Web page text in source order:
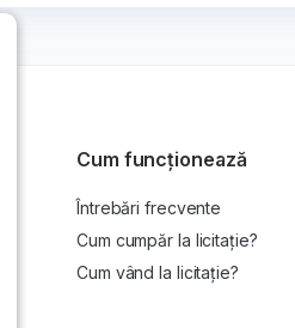
Cum funcționează
Întrebări frecvente
Cum cumpăr la licitație?
Cum vând la licitație?